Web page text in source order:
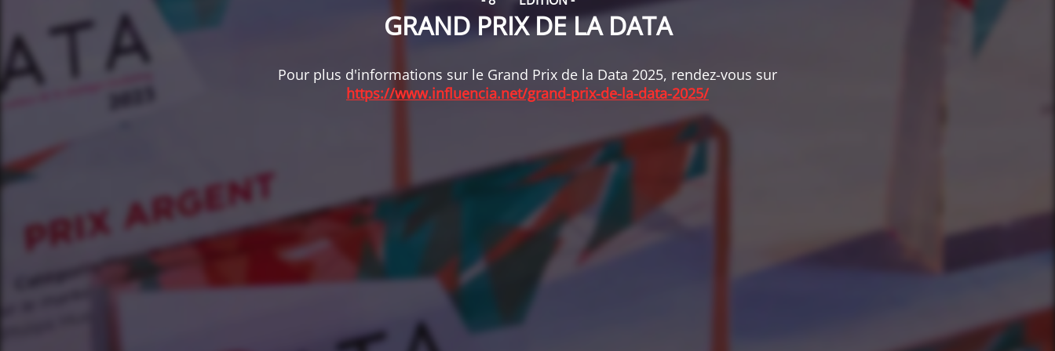
GRAND PRIX DE LA DATA
Pour plus d'informations sur le Grand Prix de la Data 2025, rendez-vous sur
https://www.influencia.net/grand-prix-de-la-data-2025/